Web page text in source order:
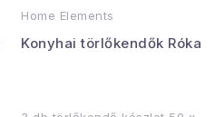
Home Elements
Konyhai törlőkendők Róka